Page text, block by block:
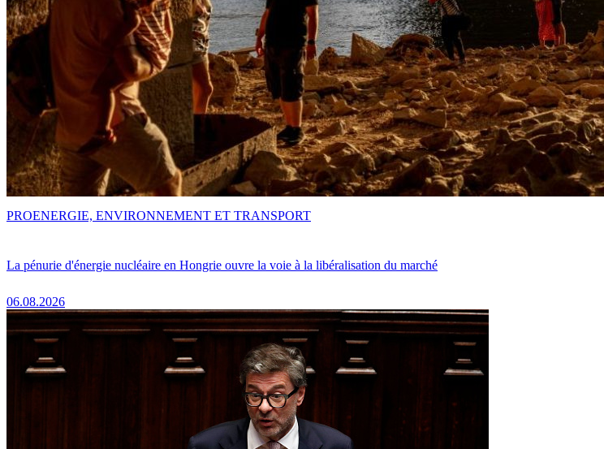
La pénurie d'énergie nucléaire en Hongrie ouvre la voie à la libéralisation du marché
06.08.2026
PROENERGIE, ENVIRONNEMENT ET TRANSPORT